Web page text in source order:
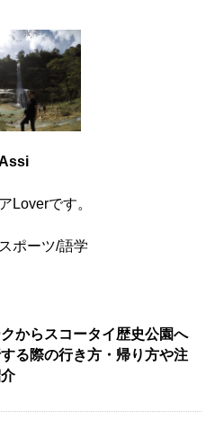
Loverです。
ポーツ/語学
からスコータイ歴史公園へ
る際の行き方・帰り方や注